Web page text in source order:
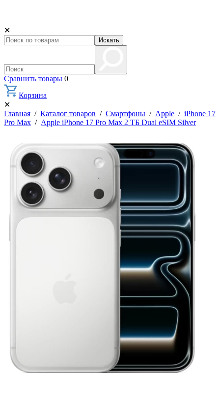
✕
Искать
Сравнить товары 0
Корзина
✕
Главная / Каталог товаров / Смартфоны / Apple / iPhone 17
Pro Max / Apple iPhone 17 Pro Max 2 ТБ Dual eSIM Silver